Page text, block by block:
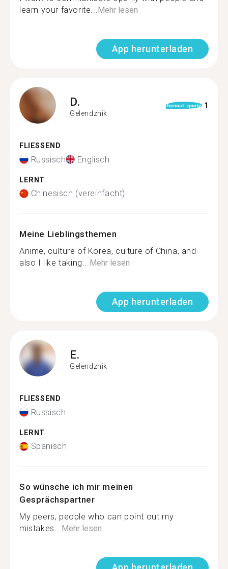
learn your favorite...Mehr lesen
App herunterladen
D.
Gelendzhik
format_quote 1
FLIESSEND
Russisch Englisch
LERNT
Chinesisch (vereinfacht)
Meine Lieblingsthemen
Anime, culture of Korea, culture of China, and
also I like taking...Mehr lesen
App herunterladen
E.
Gelendzhik
FLIESSEND
Russisch
LERNT
Spanisch
So wünsche ich mir meinen
Gesprächspartner
My peers, people who can point out my
mistakes...Mehr lesen